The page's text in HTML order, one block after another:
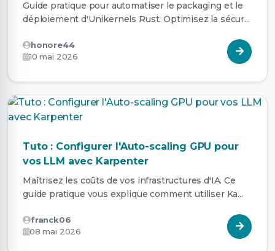
Guide pratique pour automatiser le packaging et le
déploiement d'Unikernels Rust. Optimisez la sécur...
honore44
10 mai 2026
Tuto : Configurer l'Auto-scaling GPU pour
vos LLM avec Karpenter
Maîtrisez les coûts de vos infrastructures d'IA. Ce
guide pratique vous explique comment utiliser Ka...
franck06
08 mai 2026